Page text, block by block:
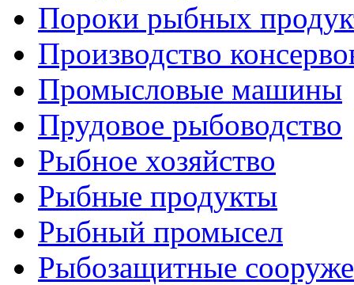
Пороки рыбных
Производство
Промысловые машины
Прудовое рыбоводство
Рыбное хозяйство
Рыбные продукты
Рыбный промысел
Рыбозащитные